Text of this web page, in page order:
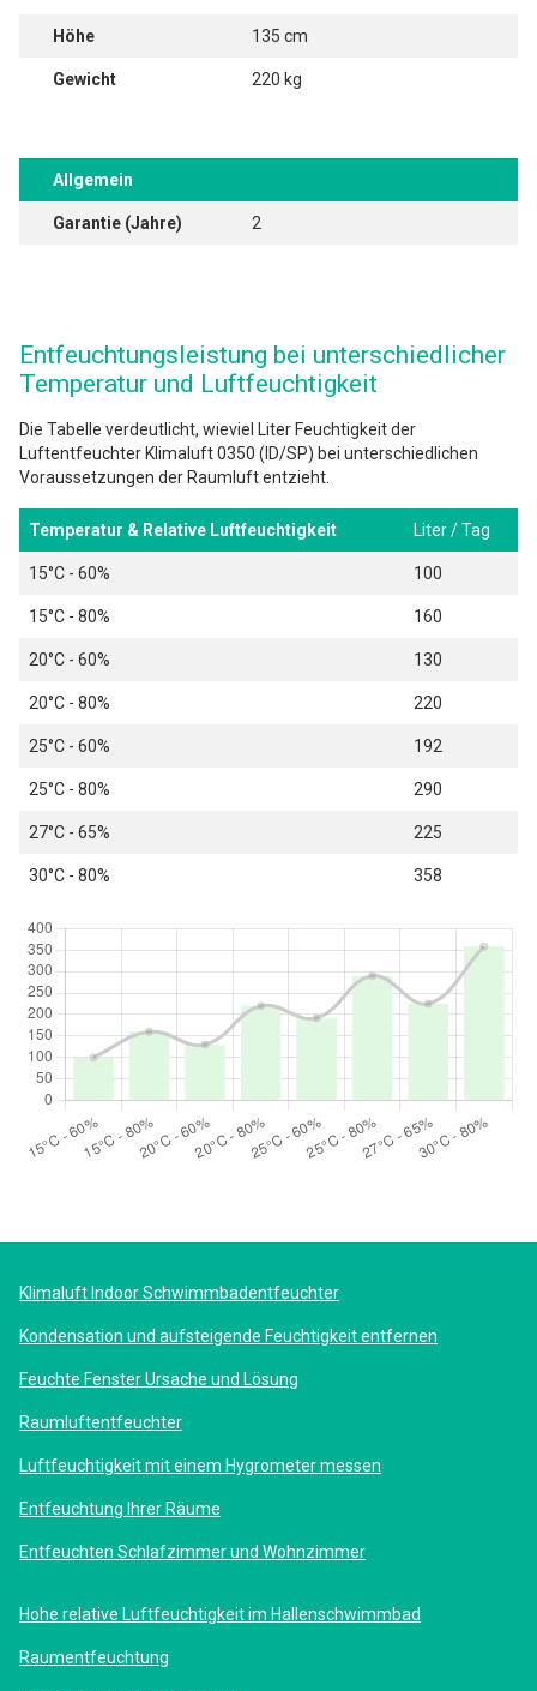
Höhe 135 cm
Gewicht 220 kg
Allgemein
Garantie (Jahre) 2
Entfeuchtungsleistung bei unterschiedlicher
Temperatur und Luftfeuchtigkeit
Die Tabelle verdeutlicht, wieviel Liter Feuchtigkeit der
Luftentfeuchter Klimaluft 0350 (ID/SP) bei unterschiedlichen
Voraussetzungen der Raumluft entzieht.
Temperatur & Relative Luftfeuchtigkeit Liter / Tag
15°C - 60% 100
15°C - 80% 160
20°C - 60% 130
20°C - 80% 220
25°C - 60% 192
25°C - 80% 290
27°C - 65% 225
30°C - 80% 358
Klimaluft Indoor Schwimmbadentfeuchter
Kondensation und aufsteigende Feuchtigkeit entfernen
Feuchte Fenster Ursache und Lösung
Raumluftentfeuchter
Luftfeuchtigkeit mit einem Hygrometer messen
Entfeuchtung Ihrer Räume
Entfeuchten Schlafzimmer und Wohnzimmer
Hohe relative Luftfeuchtigkeit im Hallenschwimmbad
Raumentfeuchtung